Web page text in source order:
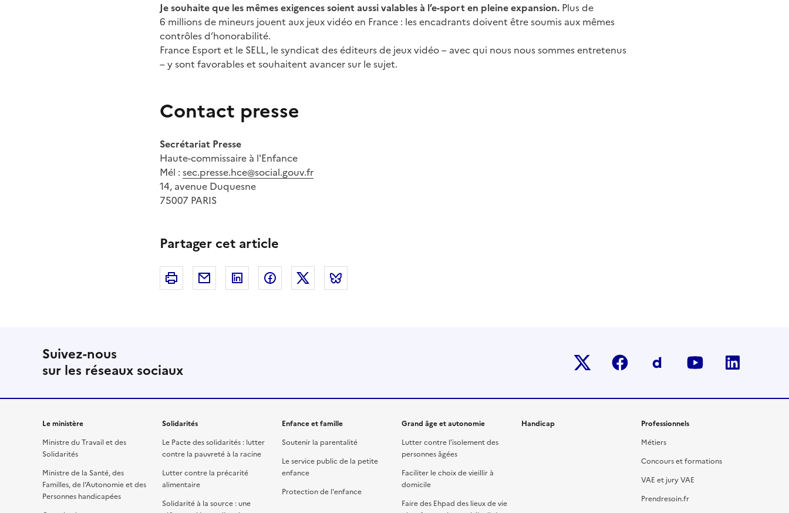
Je souhaite que les mêmes exigences soient aussi valables à l’e-sport en pleine expansion. Plus de
6 millions de mineurs jouent aux jeux vidéo en France : les encadrants doivent être soumis aux mêmes
contrôles d’honorabilité.
France Esport et le SELL, le syndicat des éditeurs de jeux vidéo – avec qui nous nous sommes entretenus
– y sont favorables et souhaitent avancer sur le sujet.
Contact presse
Secrétariat Presse
Haute-commissaire à l'Enfance
Mél : sec.presse.hce@social.gouv.fr
14, avenue Duquesne
75007 PARIS
Partager cet article
Imprimer Courriel Linkedin FacebookTwitter
Suivez-nous
sur les réseaux sociaux
Twitter-x facebook Dailymotion
youtube
Le ministère
Ministre du Travail et des
Solidarités
Ministre de la Santé, des
Familles, de l'Autonomie et des
Personnes handicapées
Solidarités
Le Pacte des solidarités : lutter
contre la pauvreté à la racine
Lutter contre la précarité
alimentaire
Solidarité à la source : une
Enfance et famille
Soutenir la parentalité
Le service public de la petite
enfance
Protection de l'enfance
Grand âge et autonomie
Lutter contre l’isolement des
personnes âgées
Faciliter le choix de vieillir à
domicile
Faire des Ehpad des lieux de vie
Handicap
Professionnels
Métiers
Concours et formations
VAE et jury VAE
Prendresoin.fr